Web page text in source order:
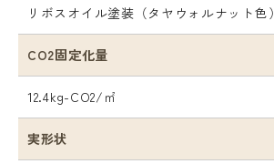
リボスオイル塗装（タヤウォルナット色）
CO2固定化量
12.4kg-CO2/㎡
実形状